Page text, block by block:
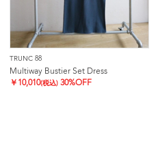
TRUNC 88
Multiway Bustier Set Dress
￥ 10,010(税込) 30%OFF